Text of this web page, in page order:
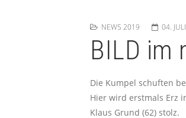
NEWS 2019 04.
BILD im
Die Kumpel schuften
Hier wird erstmals Erz
Klaus Grund (62) stolz.